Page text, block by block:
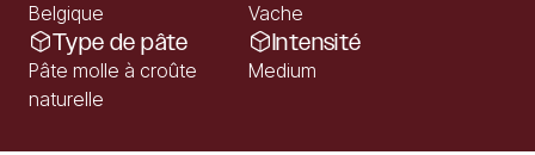
Belgique Vache
Type de pâte
Pâte molle à croûte
naturelle
Intensité
Medium